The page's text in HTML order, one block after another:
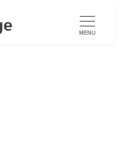
MENU